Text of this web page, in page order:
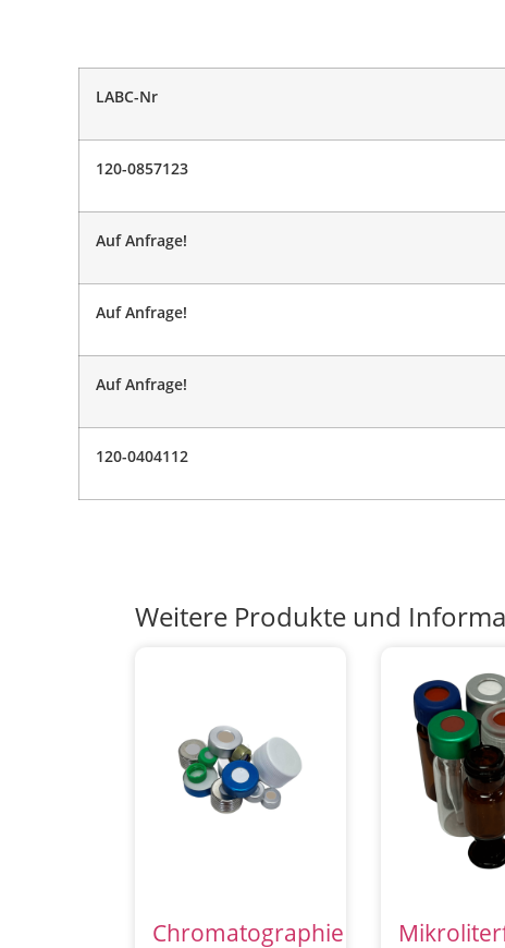
LABC-Nr
120-0857123
Auf Anfrage!
Auf Anfrage!
Auf Anfrage!
120-0404112
Weitere Produkte und
Chromatographie